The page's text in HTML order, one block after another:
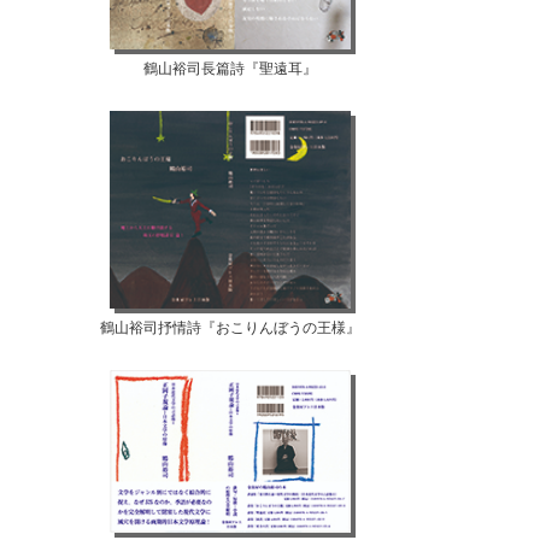
鶴山裕司長篇詩『聖遠耳』
鶴山裕司抒情詩『おこりんぼうの王様』